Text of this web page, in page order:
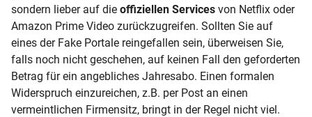
sondern lieber auf die offiziellen Services von Netflix oder
Amazon Prime Video zurückzugreifen. Sollten Sie auf
eines der Fake Portale reingefallen sein, überweisen Sie,
falls noch nicht geschehen, auf keinen Fall den geforderten
Betrag für ein angebliches Jahresabo. Einen formalen
Widerspruch einzureichen, z.B. per Post an einen
vermeintlichen Firmensitz, bringt in der Regel nicht viel.